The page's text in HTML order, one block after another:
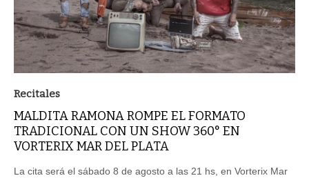
Recitales
MALDITA RAMONA ROMPE EL FORMATO
TRADICIONAL CON UN SHOW 360° EN
VORTERIX MAR DEL PLATA
La cita será el sábado 8 de agosto a las 21 hs, en Vorterix Mar